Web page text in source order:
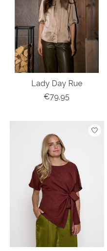
Lady Day Rue
€79,95